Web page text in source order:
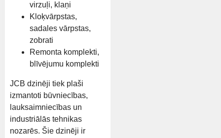
virzuļi, klaņi
Kloķvārpstas,
sadales vārpstas,
zobrati
Remonta komplekti,
blīvējumu komplekti
JCB dzinēji tiek plaši
izmantoti būvniecības,
lauksaimniecības un
industriālās tehnikas
nozarēs. Šie dzinēji ir